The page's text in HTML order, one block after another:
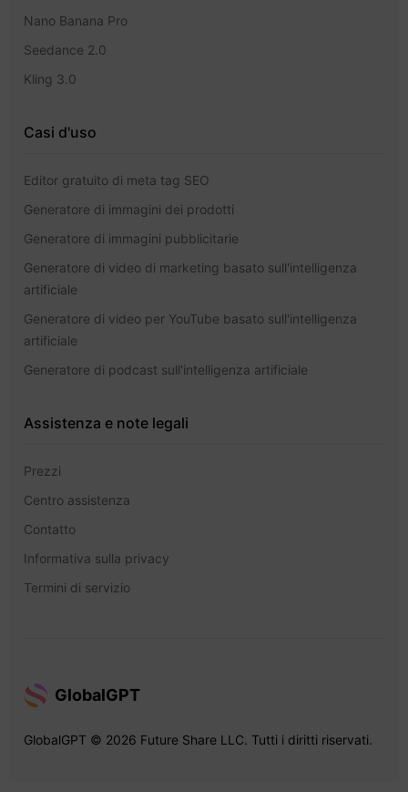
Nano Banana Pro
Seedance 2.0
Kling 3.0
Casi d'uso
Editor gratuito di meta tag SEO
Generatore di immagini dei prodotti
Generatore di immagini pubblicitarie
Generatore di video di marketing basato sull'intelligenza
artificiale
Generatore di video per YouTube basato sull'intelligenza
artificiale
Generatore di podcast sull'intelligenza artificiale
Assistenza e note legali
Prezzi
Centro assistenza
Contatto
Informativa sulla privacy
Termini di servizio
GlobalGPT
GlobalGPT © 2026 Future Share LLC. Tutti i diritti riservati.